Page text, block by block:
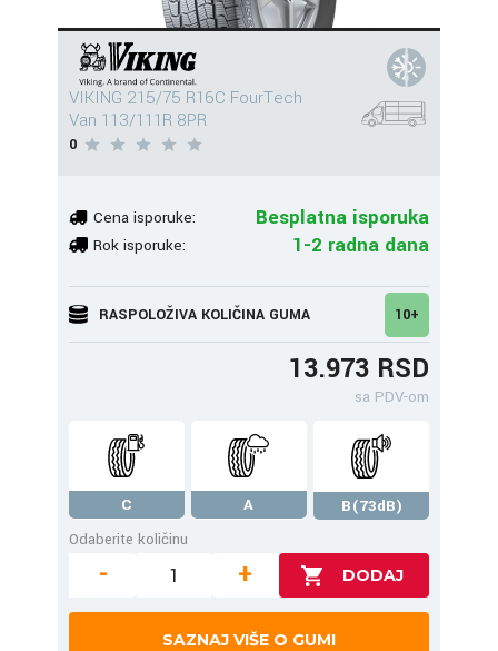
VIKING 215/75 R16C FourTech
Van 113/111R 8PR
0
Cena isporuke: Besplatna isporuka
Rok isporuke: 1-2 radna dana
RASPOLOŽIVA KOLIČINA GUMA 10+
13.973 RSD
sa PDV-om
C A
B(73dB)
Odaberite količinu
- +
SAZNAJ VIŠE O GUMI